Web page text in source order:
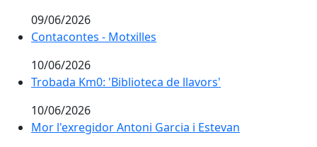
09/06/2026
Contacontes - Motxilles
Contacontes - Motxilles
10/06/2026
Trobada Km0: 'Biblioteca de llavors'
Trobada Km0: 'Biblioteca de llavors'
10/06/2026
Mor l'exregidor Antoni Garcia i Estevan
Mor l'exregidor Antoni Garcia i Estevan